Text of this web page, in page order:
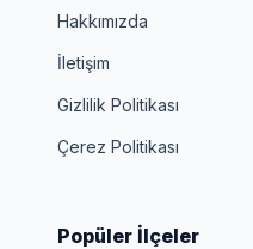
Hakkımızda
İletişim
Gizlilik Politikası
Çerez Politikası
Popüler İlçeler